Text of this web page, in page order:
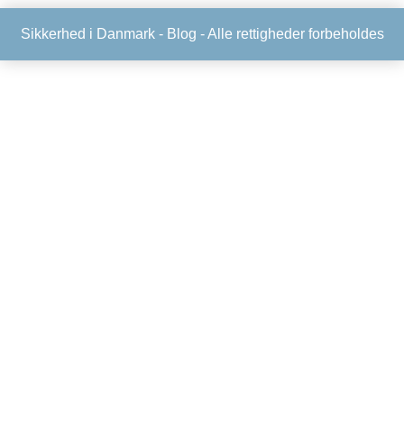
Sikkerhed i Danmark - Blog - Alle rettigheder forbeholdes